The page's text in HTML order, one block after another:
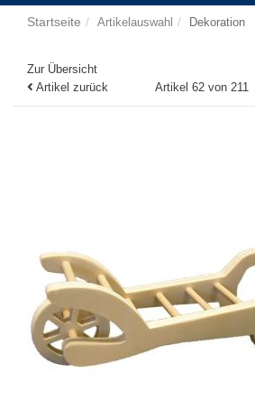
Startseite Artikelauswahl Dekoration
Zur Übersicht
Artikel zurück
Artikel 62 von 211